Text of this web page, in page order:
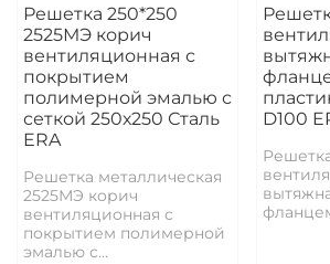
Решетка 250*250
2525МЭ корич
вентиляционная с
покрытием
полимерной эмалью с
сеткой 250х250 Сталь
ERA
Решетка металлическая
2525МЭ корич
вентиляционная с
покрытием полимерной
эмалью с...
D100